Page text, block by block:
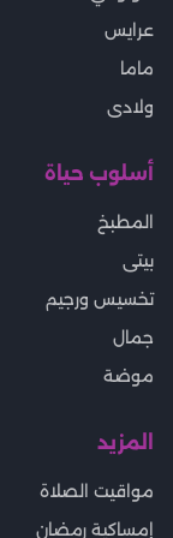
عرايس
ماما
ولادى
أسلوب حياة
المطبخ
بيتى
تخسيس ورجيم
جمال
موضة
المزيد
مواقيت الصلاة
إمساكية رمضان